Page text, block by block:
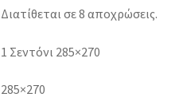
Διατίθεται σε 8 αποχρώσεις.
1 Σεντόνι 285×270
285×270